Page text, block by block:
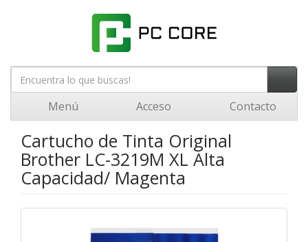
Menú Acceso Contacto
Cartucho de Tinta Original
Brother LC-3219M XL Alta
Capacidad/ Magenta